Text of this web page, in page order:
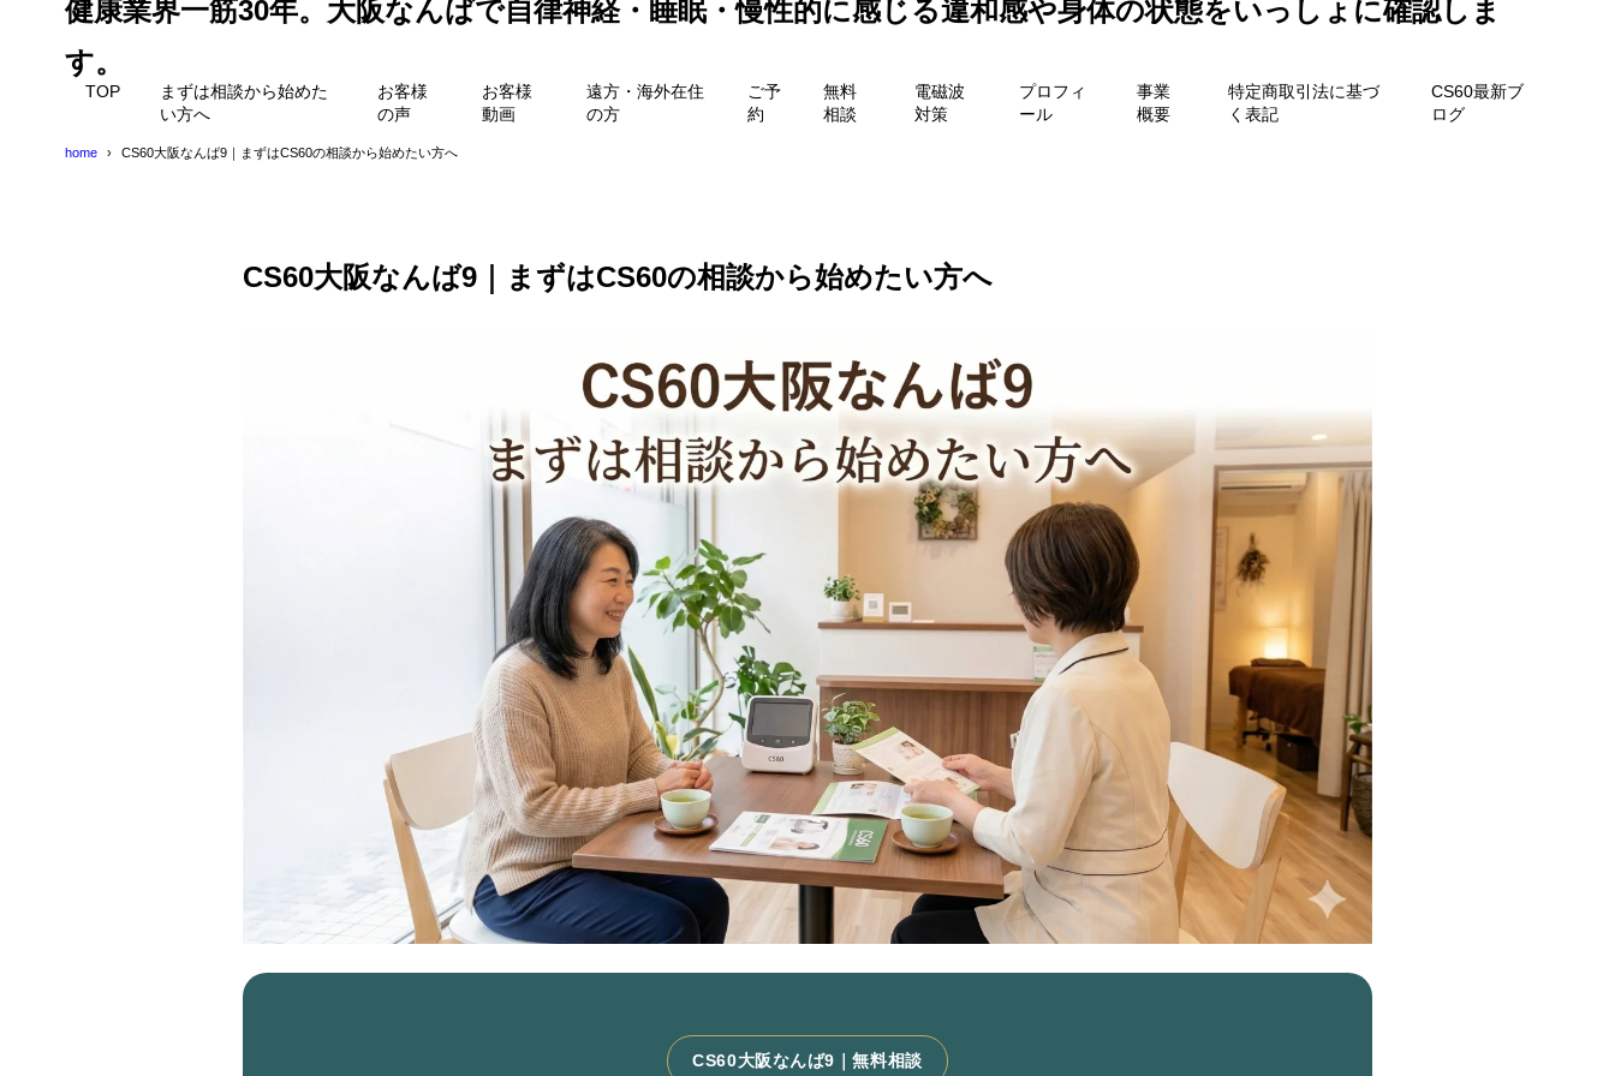
健康業界一筋30年。大阪なんばで自律神経・睡眠・慢性的に感じる違和感や身体の状態をいっしょに確認しま
す。
TOP
まずは相談から始めた
い方へ
お客様
の声
お客様
動画
遠方・海外在住
の方
ご予
約
無料
相談
電磁波
対策
プロフィ
ール
事業
概要
特定商取引法に基づ
く表記
CS60最新ブ
ログ
home CS60大阪なんば9｜まずはCS60の相談から始めたい方へ
CS60大阪なんば9｜まずはCS60の相談から始めたい方へ
CS60大阪なんば9｜無料相談